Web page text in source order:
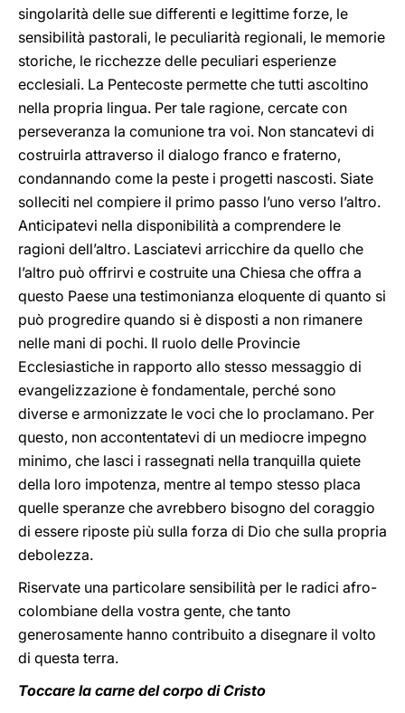
singolarità delle sue differenti e legittime forze, le
sensibilità pastorali, le peculiarità regionali, le memorie
storiche, le ricchezze delle peculiari esperienze
ecclesiali. La Pentecoste permette che tutti ascoltino
nella propria lingua. Per tale ragione, cercate con
perseveranza la comunione tra voi. Non stancatevi di
costruirla attraverso il dialogo franco e fraterno,
condannando come la peste i progetti nascosti. Siate
solleciti nel compiere il primo passo l’uno verso l’altro.
Anticipatevi nella disponibilità a comprendere le
ragioni dell’altro. Lasciatevi arricchire da quello che
l’altro può offrirvi e costruite una Chiesa che offra a
questo Paese una testimonianza eloquente di quanto si
può progredire quando si è disposti a non rimanere
nelle mani di pochi. Il ruolo delle Provincie
Ecclesiastiche in rapporto allo stesso messaggio di
evangelizzazione è fondamentale, perché sono
diverse e armonizzate le voci che lo proclamano. Per
questo, non accontentatevi di un mediocre impegno
minimo, che lasci i rassegnati nella tranquilla quiete
della loro impotenza, mentre al tempo stesso placa
quelle speranze che avrebbero bisogno del coraggio
di essere riposte più sulla forza di Dio che sulla propria
debolezza.
Riservate una particolare sensibilità per le radici afro-
colombiane della vostra gente, che tanto
generosamente hanno contribuito a disegnare il volto
di questa terra.
Toccare la carne del corpo di Cristo